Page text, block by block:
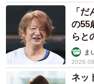
聴器を付けるとザ
いたのを思い出し
しかして雑音を消
い、着用させまし
で、少しでも楽し
「
の55
らと
ま
ネッ